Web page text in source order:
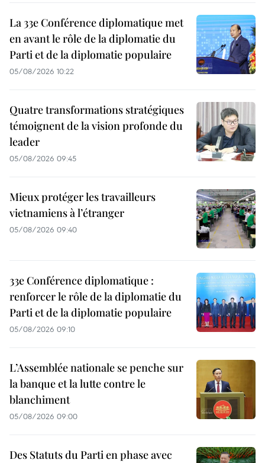
La 33e Conférence diplomatique met
en avant le rôle de la diplomatie du
Parti et de la diplomatie populaire
05/08/2026 10:22
Quatre transformations stratégiques
témoignent de la vision profonde du
leader
05/08/2026 09:45
Mieux protéger les travailleurs
vietnamiens à l’étranger
05/08/2026 09:40
33e Conférence diplomatique :
renforcer le rôle de la diplomatie du
Parti et de la diplomatie populaire
05/08/2026 09:10
L’Assemblée nationale se penche sur
la banque et la lutte contre le
blanchiment
05/08/2026 09:00
Des Statuts du Parti en phase avec